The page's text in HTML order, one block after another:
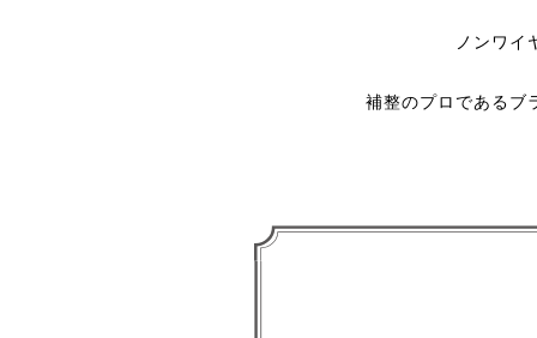
ノンワイ
補整のプロであるブ